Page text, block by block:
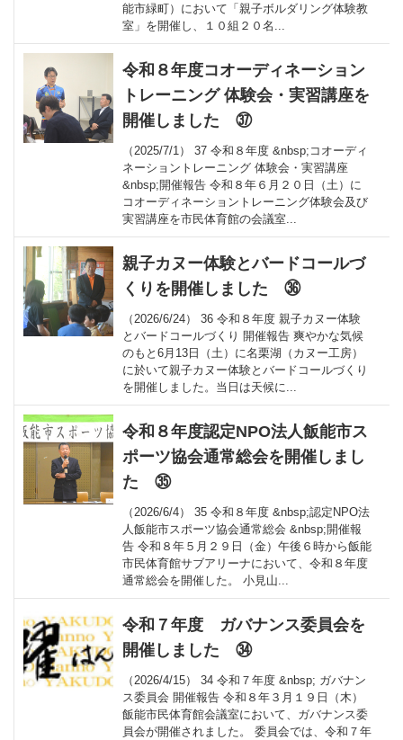
能市緑町）において「親子ボルダリング体験教
室」を開催し、１０組２０名...
令和８年度コオーディネーション
トレーニング 体験会・実習講座を
開催しました ㊲
（2025/7/1） 37 令和８年度 &nbsp;コオーディ
ネーショントレーニング 体験会・実習講座
&nbsp;開催報告 令和８年６月２０日（土）に
コオーディネーショントレーニング体験会及び
実習講座を市民体育館の会議室...
親子カヌー体験とバードコールづ
くりを開催しました ㊱
（2026/6/24） 36 令和８年度 親子カヌー体験
とバードコールづくり 開催報告 爽やかな気候
のもと6月13日（土）に名栗湖（カヌー工房）
に於いて親子カヌー体験とバードコールづくり
を開催しました。当日は天候に...
令和８年度認定NPO法人飯能市ス
ポーツ協会通常総会を開催しまし
た ㉟
（2026/6/4） 35 令和８年度 &nbsp;認定NPO法
人飯能市スポーツ協会通常総会 &nbsp;開催報
告 令和８年５月２９日（金）午後６時から飯能
市民体育館サブアリーナにおいて、令和８年度
通常総会を開催した。 小見山...
令和７年度 ガバナンス委員会を
開催しました ㉞
（2026/4/15） 34 令和７年度 &nbsp; ガバナン
ス委員会 開催報告 令和８年３月１９日（木）
飯能市民体育館会議室において、ガバナンス委
員会が開催されました。 委員会では、令和７年